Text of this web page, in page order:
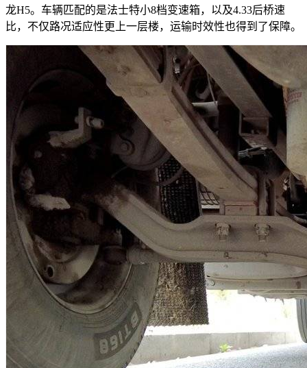
龙H5。车辆匹配的是法士特小8档变速箱，以及4.33后桥速
比，不仅路况适应性更上一层楼，运输时效性也得到了保障。